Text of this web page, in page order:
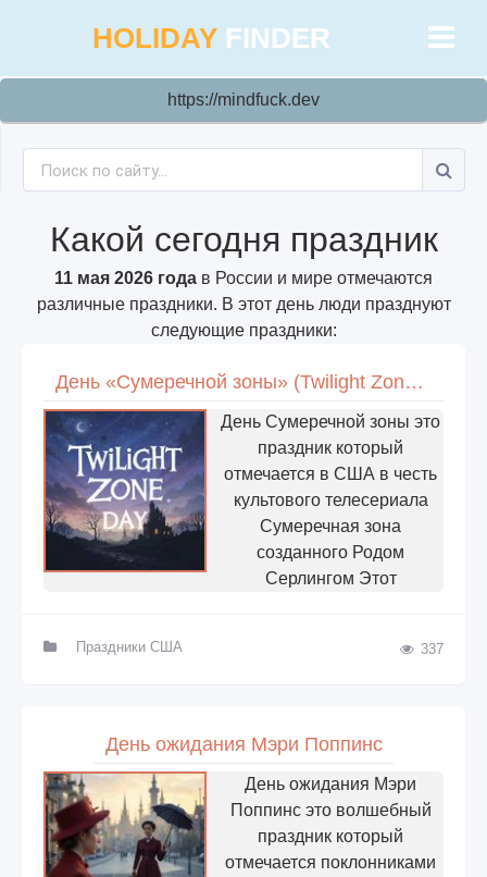
HOLIDAY FINDER
https://mindfuck.dev
Какой сегодня праздник
11 мая 2026 года в России и мире отмечаются
различные праздники. В этот день люди празднуют
следующие праздники:
День «Сумеречной зоны» (Twilight Zone Day) в США
День Сумеречной зоны это
праздник который
отмечается в США в честь
культового телесериала
Сумеречная зона
созданного Родом
Серлингом Этот
Праздники США 337
День ожидания Мэри Поппинс
День ожидания Мэри
Поппинс это волшебный
праздник который
отмечается поклонниками